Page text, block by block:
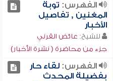
الفهرس: توبة
المغنين , تفاصيل
الأخبار
للشيخ: عائض القرني
جزء من محاضرة ( نشرة الأخبار)
الفهرس:لقاء حار
بفضيلة المحدث